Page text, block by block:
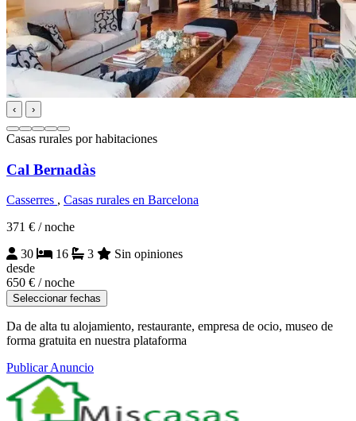
‹ ›
Casas rurales por habitaciones
Cal Bernadàs
Casserres , Casas rurales en Barcelona
371 € / noche
30
16 3
Sin opiniones
desde
650 € / noche
Seleccionar fechas
Da de alta tu alojamiento, restaurante, empresa de ocio, museo de
forma gratuita en nuestra plataforma
Publicar Anuncio